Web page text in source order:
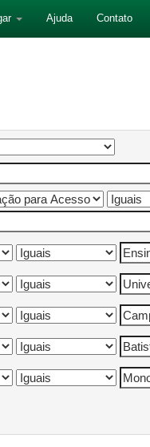
Ajuda Contato